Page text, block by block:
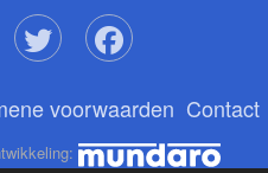
voorwaarden Contact